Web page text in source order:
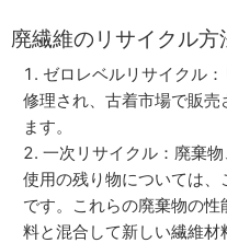
廃繊維のリサイクル方
ゼロレベルリサイクル
修理され、古着市場で販
ます。
一次リサイクル：廃棄
使用の残り物については
です。これらの廃棄物の
料と混合して新しい繊維材